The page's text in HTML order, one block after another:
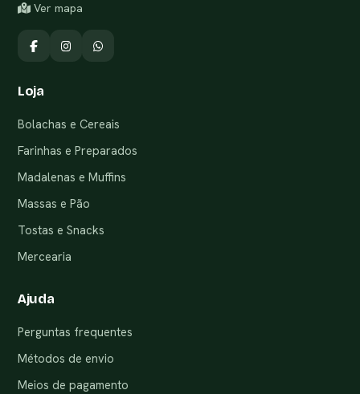
Ver mapa
Loja
Bolachas e Cereais
Farinhas e Preparados
Madalenas e Muffins
Massas e Pão
Tostas e Snacks
Mercearia
Ajuda
Perguntas frequentes
Métodos de envio
Meios de pagamento